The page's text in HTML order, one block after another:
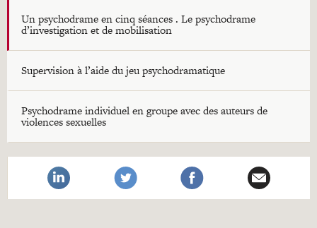
Un psychodrame en cinq séances . Le psychodrame
d’investigation et de mobilisation
Supervision à l’aide du jeu psychodramatique
Psychodrame individuel en groupe avec des auteurs de
violences sexuelles